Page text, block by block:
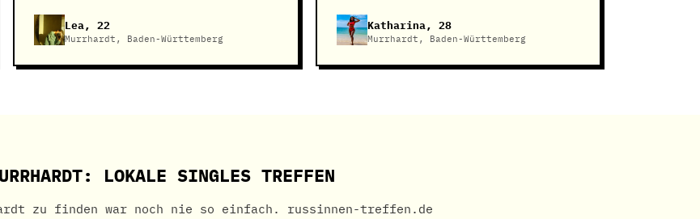
Lea, 22
Murrhardt, Baden-Württemberg
Katharina, 28
Murrhardt, Baden-Württemberg
LOKALE SINGLES TREFFEN
zu finden war noch nie so einfach. russinnen-treffen.de